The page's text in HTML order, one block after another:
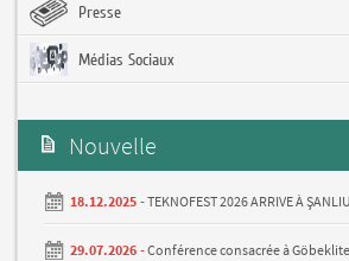
Presse
Médias Sociaux
Nouvelle
18.12.2025 -TEKNOFEST 2026 ARRIVE À
29.07.2026 -Conférence consacrée à